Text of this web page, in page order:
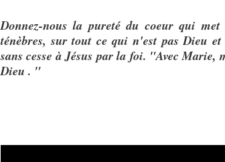
Donnez-nous la pureté du coeur qui
ténèbres, sur tout ce qui n'est pas Dieu
sans cesse à Jésus par la foi. "Avec Marie,
Dieu . "